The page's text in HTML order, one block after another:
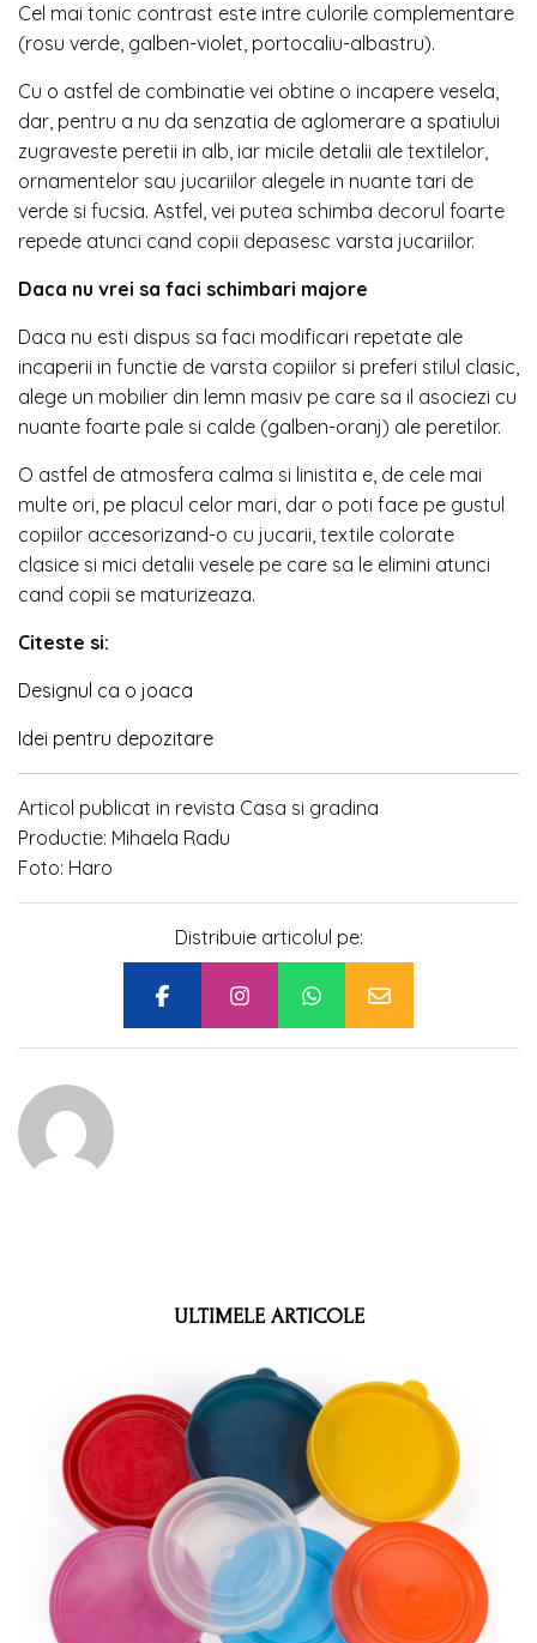
Cel mai tonic contrast este intre culorile complementare
(rosu verde, galben-violet, portocaliu-albastru).
Cu o astfel de combinatie vei obtine o incapere vesela,
dar, pentru a nu da senzatia de aglomerare a spatiului
zugraveste peretii in alb, iar micile detalii ale textilelor,
ornamentelor sau jucariilor alegele in nuante tari de
verde si fucsia. Astfel, vei putea schimba decorul foarte
repede atunci cand copii depasesc varsta jucariilor.
Daca nu vrei sa faci schimbari majore
Daca nu esti dispus sa faci modificari repetate ale
incaperii in functie de varsta copiilor si preferi stilul clasic,
alege un mobilier din lemn masiv pe care sa il asociezi cu
nuante foarte pale si calde (galben-oranj) ale peretilor.
O astfel de atmosfera calma si linistita e, de cele mai
multe ori, pe placul celor mari, dar o poti face pe gustul
copiilor accesorizand-o cu jucarii, textile colorate
clasice si mici detalii vesele pe care sa le elimini atunci
cand copii se maturizeaza.
Citeste si:
Designul ca o joaca
Idei pentru depozitare
Articol publicat in revista Casa si gradina
Productie: Mihaela Radu
Foto: Haro
Distribuie articolul pe:
ULTIMELE ARTICOLE